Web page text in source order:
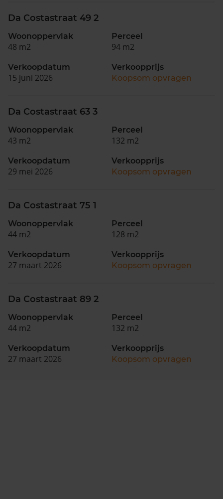
Da Costastraat 49 2
Woonoppervlak
48 m2
Perceel
94 m2
Verkoopdatum
15 juni 2026
Verkoopprijs
Koopsom opvragen
Da Costastraat 63 3
Woonoppervlak
43 m2
Perceel
132 m2
Verkoopdatum
29 mei 2026
Verkoopprijs
Koopsom opvragen
Da Costastraat 75 1
Woonoppervlak
44 m2
Perceel
128 m2
Verkoopdatum
27 maart 2026
Verkoopprijs
Koopsom opvragen
Da Costastraat 89 2
Woonoppervlak
44 m2
Perceel
132 m2
Verkoopdatum
27 maart 2026
Verkoopprijs
Koopsom opvragen